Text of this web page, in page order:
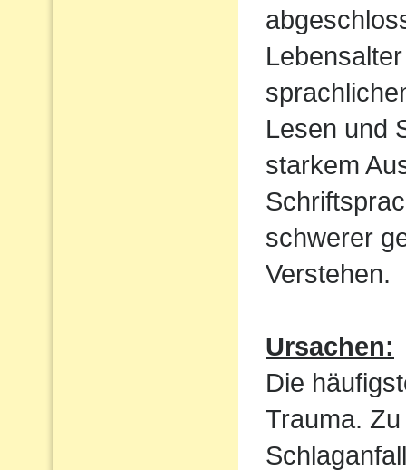
Lesen und
starkem
schwerer
Verstehen.
Ursachen:
Die
Trauma.